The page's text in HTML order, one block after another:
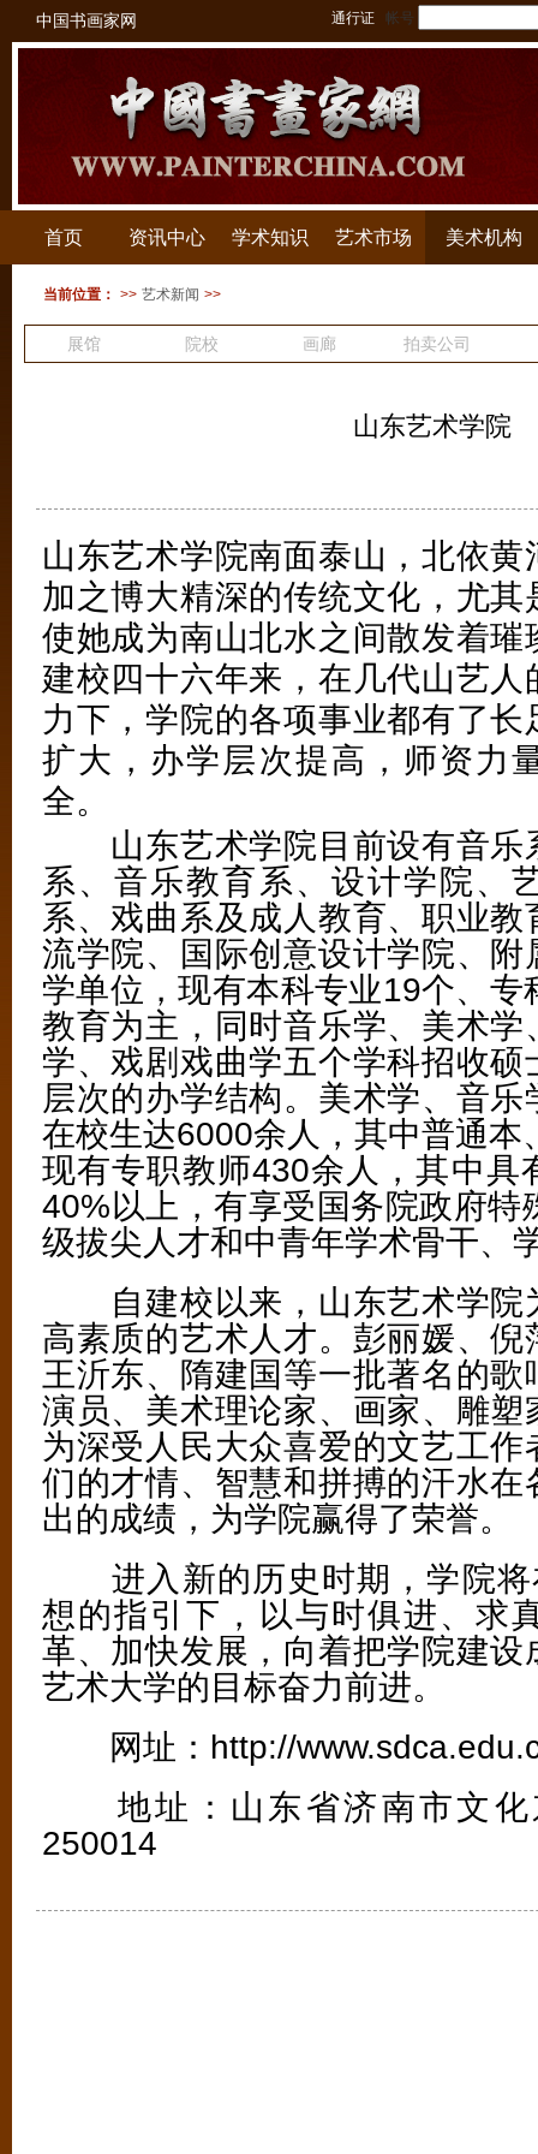
中国书画家网 通行证 帐号
首页 资讯中心 学术知识 艺术市场 美术机构
当前位置： >> 艺术新闻 >>
展馆 院校 画廊 拍卖公司
山东艺术学院
山东艺术学院南面泰山，北依
加之博大精深的传统文化，尤
使她成为南山北水之间散发着
建校四十六年来，在几代山艺
力下，学院的各项事业都有了
扩大，办学层次提高，师资力
全。
山东艺术学院目前设有音乐
系、音乐教育系、设计学院、
系、戏曲系及成人教育、职业
流学院、国际创意设计学院、
学单位，现有本科专业19个、专
教育为主，同时音乐学、美术
学、戏剧戏曲学五个学科招收
层次的办学结构。美术学、音
在校生达6000余人，其中普通本
现有专职教师430余人，其中具
40%以上，有享受国务院政府特
级拔尖人才和中青年学术骨干、
自建校以来，山东艺术学院
高素质的艺术人才。彭丽媛、
王沂东、隋建国等一批著名的
演员、美术理论家、画家、雕
为深受人民大众喜爱的文艺工
们的才情、智慧和拼搏的汗水
出的成绩，为学院赢得了荣誉。
进入新的历史时期，学院将
想的指引下，以与时俱进、求
革、加快发展，向着把学院建
艺术大学的目标奋力前进。
网址：http://
地址：山东省济南市文
250014